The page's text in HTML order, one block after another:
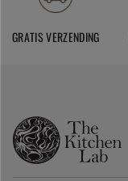
GRATIS VERZENDING